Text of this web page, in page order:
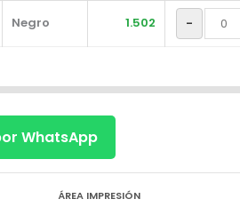
Negro 1.502 -
WhatsApp
ÁREA IMPRESIÓN